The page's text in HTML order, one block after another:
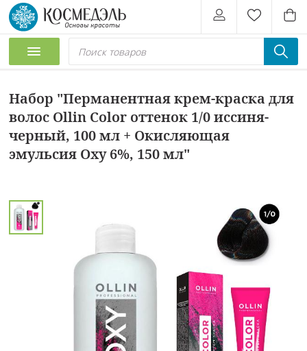
Набор "Перманентная крем-краска для
волос Ollin Color оттенок 1/0 иссиня-
черный, 100 мл + Окисляющая
эмульсия Oxy 6%, 150 мл"